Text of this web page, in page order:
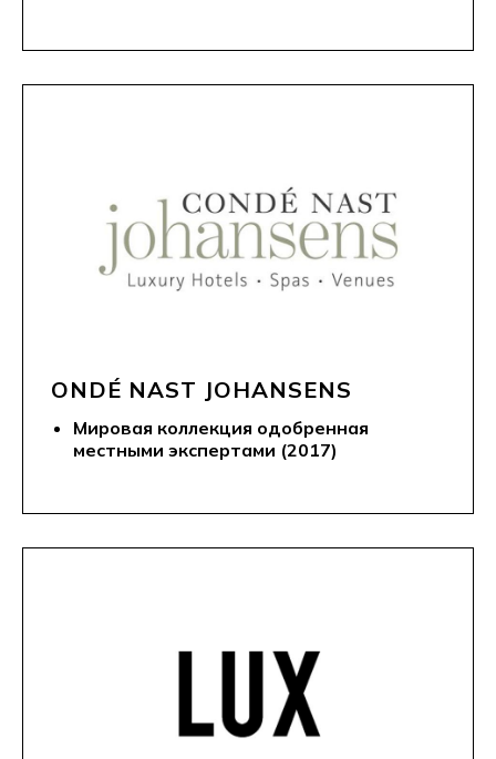
ONDÉ NAST JOHANSENS
Мировая коллекция одобренная
местными экспертами (2017)